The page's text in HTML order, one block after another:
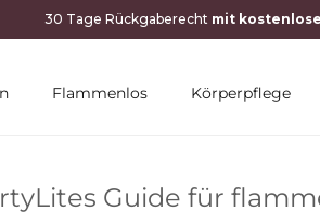
10 % RABATT MIT
Flammenlos Körperpflege
Guide für